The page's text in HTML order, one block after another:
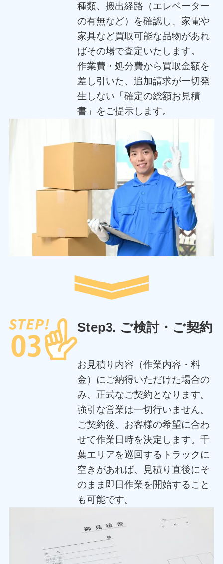
種類、搬出経路（エレベーター
の有無など）を確認し、家電や
家具など買取可能な品物があれ
ばその場で査定いたします。
作業費・処分費から買取金額を
差し引いた、追加請求が一切発
生しない「確定の総額お見積
書」をご提示します。
Step3. ご検討・ご契約
お見積り内容（作業内容・料
金）にご納得いただけた場合の
み、正式なご契約となります。
強引な営業は一切行いません。
ご契約後、お客様の希望に合わ
せて作業日時を決定します。千
葉エリアを巡回するトラックに
空きがあれば、見積り直後にそ
のまま即日作業を開始すること
も可能です。